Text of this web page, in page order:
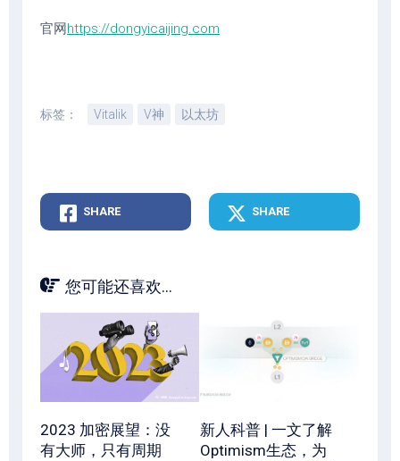
官网https://dongyicaijing.com
标签： Vitalik V神 以太坊
SHARE SHARE
您可能还喜欢...
2023 加密展望：没
有大师，只有周期
新人科普 | 一文了解
Optimism生态，为